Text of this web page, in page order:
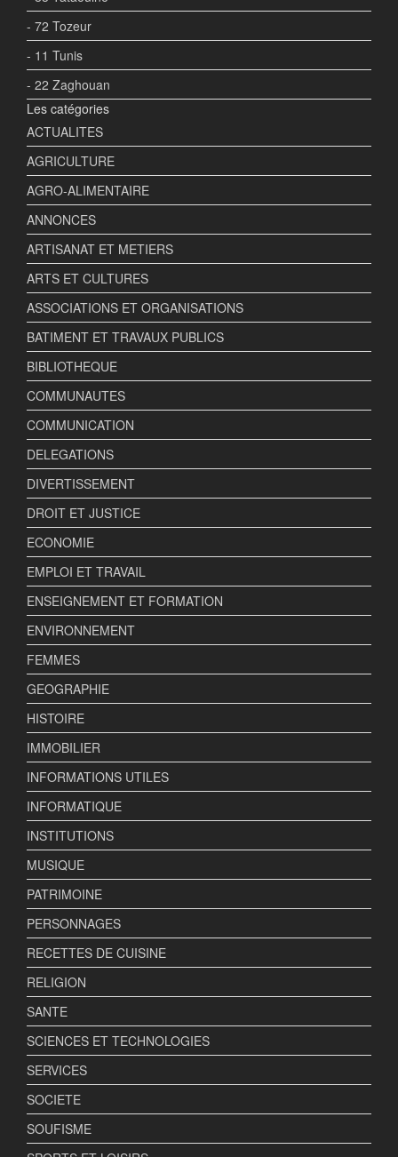
- 72 Tozeur
- 11 Tunis
- 22 Zaghouan
Les catégories
ACTUALITES
AGRICULTURE
AGRO-ALIMENTAIRE
ANNONCES
ARTISANAT ET METIERS
ARTS ET CULTURES
ASSOCIATIONS ET ORGANISATIONS
BATIMENT ET TRAVAUX PUBLICS
BIBLIOTHEQUE
COMMUNAUTES
COMMUNICATION
DELEGATIONS
DIVERTISSEMENT
DROIT ET JUSTICE
ECONOMIE
EMPLOI ET TRAVAIL
ENSEIGNEMENT ET FORMATION
ENVIRONNEMENT
FEMMES
GEOGRAPHIE
HISTOIRE
IMMOBILIER
INFORMATIONS UTILES
INFORMATIQUE
INSTITUTIONS
MUSIQUE
PATRIMOINE
PERSONNAGES
RECETTES DE CUISINE
RELIGION
SANTE
SCIENCES ET TECHNOLOGIES
SERVICES
SOCIETE
SOUFISME